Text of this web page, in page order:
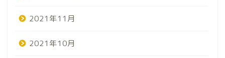
2021年11月
2021年10月